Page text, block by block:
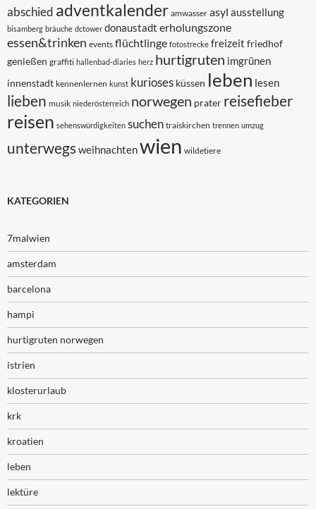
abschied adventkalender amwasser asyl ausstellung
bisamberg bräuche dctower donaustadt erholungszone
essen&trinken events flüchtlinge fotostrecke freizeit friedhof
genießen graffiti hallenbad-diaries herz hurtigruten imgrünen
innenstadt kennenlernen kunst kurioses küssen leben lesen
lieben musik niederösterreich norwegen prater reisefieber
reisen sehenswürdigkeiten suchen traiskirchen trennen umzug
unterwegsweihnachtenwien wildetiere
KATEGORIEN
7malwien
amsterdam
barcelona
hampi
hurtigruten norwegen
istrien
klosterurlaub
krk
kroatien
leben
lektüre